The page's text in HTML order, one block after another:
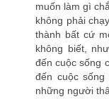
muốn làm gì
không phải
thành bất cứ
không biết,
đến cuộc sống
đến cuộc
những người